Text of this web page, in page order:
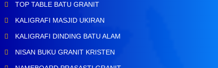
TOP TABLE BATU GRANIT
KALIGRAFI MASJID UKIRAN
KALIGRAFI DINDING BATU ALAM
NISAN BUKU GRANIT KRISTEN